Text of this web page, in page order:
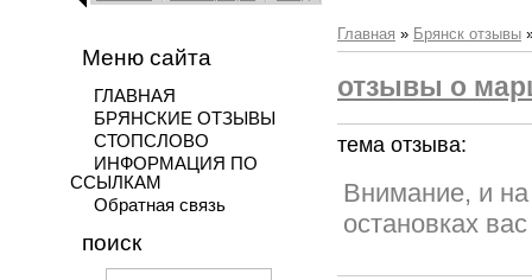
Меню сайта
ГЛАВНАЯ
БРЯНСКИЕ ОТЗЫВЫ
СТОПСЛОВО
ИНФОРМАЦИЯ ПО
ССЫЛКАМ
Обратная связь
поиск
Главная » Брянск отзывы
отзывы о
тема отзыва:
Внимание, и
остановках